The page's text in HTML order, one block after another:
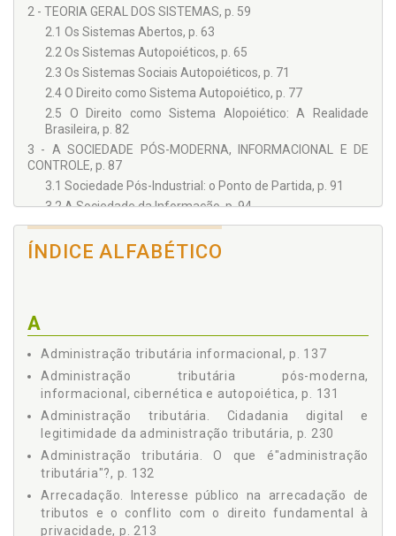
2 - TEORIA GERAL DOS SISTEMAS, p. 59
2.1 Os Sistemas Abertos, p. 63
2.2 Os Sistemas Autopoiéticos, p. 65
2.3 Os Sistemas Sociais Autopoiéticos, p. 71
2.4 O Direito como Sistema Autopoiético, p. 77
2.5 O Direito como Sistema Alopoiético: A Realidade
Brasileira, p. 82
3 - A SOCIEDADE PÓS-MODERNA, INFORMACIONAL E DE
CONTROLE, p. 87
3.1 Sociedade Pós-Industrial: o Ponto de Partida, p. 91
3.2 A Sociedade da Informação, p. 94
3.3 As Teorias da Pós-Modernidade, p. 99
3.4 O Hiper-Real: O "Aperfeiçoamento" do Real, p. 115
4 - ADMINISTRAÇÃO TRIBUTÁRIA PÓS-MODERNA,
INFORMACIONAL, CIBERNÉTICA E AUTOPOIÉTICA, p. 131
4.1 O Que é "Administração Tributária"?, p. 132
4.2 A Administração Tributária Informacional, p. 137
4.3 O Panóptico Tributário, p. 140
4.3.1 SPED: o panóptico fiscal, p. 141
4.3.2 Nota fiscal eletrônica (NF-e), p. 143
4.3.3 Sistema de controle de bebidas (SICOBE), p. 145
4.4 O Sistema Arrecadatório como Sistema Autopoiético,
p. 146
5 - A EFICIÊNCIA COMO CRITÉRIO DE LEGITIMIDADE DO
ÍNDICE ALFABÉTICO
A
Administração tributária informacional, p. 137
Administração tributária pós-moderna,
informacional, cibernética e autopoiética, p. 131
Administração tributária. Cidadania digital e
legitimidade da administração tributária, p. 230
Administração tributária. O que é"administração
tributária"?, p. 132
Arrecadação. Interesse público na arrecadação de
tributos e o conflito com o direito fundamental à
privacidade, p. 213